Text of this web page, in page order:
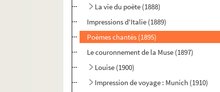
La vie du poète (1888)
Impressions d'Italie (1889)
Poèmes chantés (1895)
Le couronnement de la Muse (1897)
Louise (1900)
Impression de voyage : Munich (1910)